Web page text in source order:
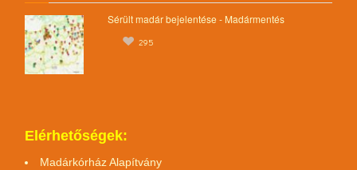
Sérült madár bejelentése - Madármentés
295
Elérhetőségek:
Madárkórház Alapítvány